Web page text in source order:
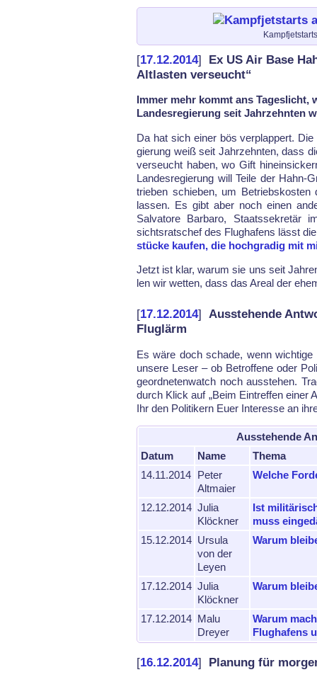
[17.12.2014] Ex US Air Base
Altlasten verseucht“
Immer mehr kommt ans Tageslicht,
Landesregierung seit Jahrzehnten
Da hat sich ei­ner bös ver­plap­pert.
gie­rung weiß seit Jahr­zehn­ten, dass
ver­seucht ha­ben, wo Gift
Lan­des­re­gie­rung will Tei­le der Hahn-
trie­ben schie­ben, um Be­triebs­kos­ten
las­sen. Es gibt aber noch einen
Sal­va­to­re Bar­ba­ro, Staats­se­kretär
sichts­rats­chef des Flug­ha­fens lässt
stü­cke kau­fen, die hoch­gra­dig mit
Jetzt ist klar, warum sie uns seit
len wir wet­ten, dass das Are­al der
[17.12.2014] Ausstehende
Fluglärm
Es wä­re doch scha­de, wenn
un­se­re Le­ser – ob Be­trof­fe­ne oder
ge­ord­ne­ten­watch noch aus­ste­hen.
durch Klick auf „Beim Ein­tref­fen ei­ner
Ihr den Po­li­ti­kern Eu­er In­ter­es­se an
Ausstehende
Datum
Name
Thema
14.11.2014 Peter
Altmaier
Welche
12.12.2014 Julia
Klöckner
Ist
muss
15.12.2014 Ursula
von der
Leyen
Warum
17.12.2014 Julia
Klöckner
Warum
17.12.2014 Malu
Dreyer
Warum
Flughafens
[16.12.2014] Planung für